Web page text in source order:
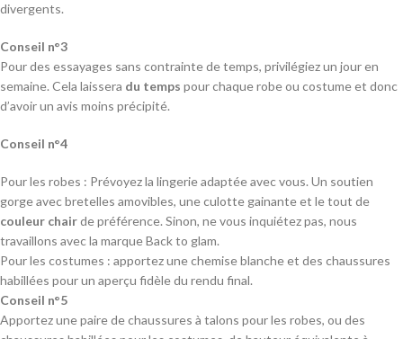
divergents.
Conseil n°3
Pour des essayages sans contrainte de temps, privilégiez un jour en
semaine. Cela laissera du temps pour chaque robe ou costume et donc
d’avoir un avis moins précipité.
Conseil n°4
Pour les robes : Prévoyez la lingerie adaptée avec vous. Un soutien
gorge avec bretelles amovibles, une culotte gainante et le tout de
couleur chairde préférence. Sinon, ne vous inquiétez pas, nous
travaillons avec la marque Back to glam.
Pour les costumes : apportez une chemise blanche et des chaussures
habillées pour un aperçu fidèle du rendu final.
Conseil n°5
Apportez une paire de chaussures à talons pour les robes, ou des